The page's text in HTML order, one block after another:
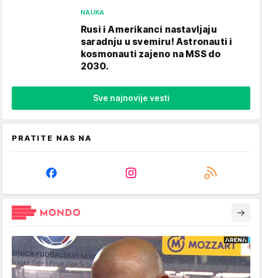
NAUKA
Rusi i Amerikanci nastavljaju
saradnju u svemiru! Astronauti i
kosmonauti zajeno na MSS do
2030.
Sve najnovije vesti
PRATITE NAS NA